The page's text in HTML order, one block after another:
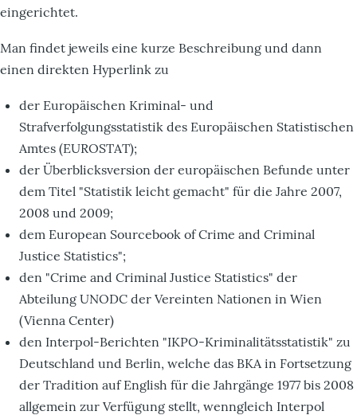
eingerichtet.
Man findet jeweils eine kurze Beschreibung und dann
einen direkten Hyperlink zu
der Europäischen Kriminal- und
Strafverfolgungsstatistik des Europäischen Statistischen
Amtes (EUROSTAT);
der Überblicksversion der europäischen Befunde unter
dem Titel "Statistik leicht gemacht" für die Jahre 2007,
2008 und 2009;
dem European Sourcebook of Crime and Criminal
Justice Statistics";
den "Crime and Criminal Justice Statistics" der
Abteilung UNODC der Vereinten Nationen in Wien
(Vienna Center)
den Interpol-Berichten "IKPO-Kriminalitätsstatistik" zu
Deutschland und Berlin, welche das BKA in Fortsetzung
der Tradition auf English für die Jahrgänge 1977 bis 2008
allgemein zur Verfügung stellt, wenngleich Interpol